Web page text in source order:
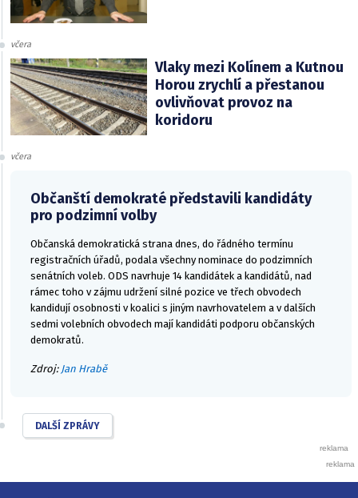
včera
Vlaky mezi Kolínem a Kutnou
Horou zrychlí a přestanou
ovlivňovat provoz na
koridoru
včera
Občanští demokraté představili kandidáty
pro podzimní volby
Občanská demokratická strana dnes, do řádného termínu
registračních úřadů, podala všechny nominace do podzimních
senátních voleb. ODS navrhuje 14 kandidátek a kandidátů, nad
rámec toho v zájmu udržení silné pozice ve třech obvodech
kandidují osobnosti v koalici s jiným navrhovatelem a v dalších
sedmi volebních obvodech mají kandidáti podporu občanských
demokratů.
Zdroj: Jan Hrabě
DALŠÍ ZPRÁVY